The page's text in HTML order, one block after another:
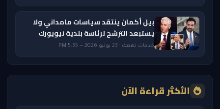
بيل أكمان ينتقد سياسات مامداني ولا
يستبعد الترشح لرئاسة بلدية نيويورك
خدمات تهمك · 23 يوليو 2026 — 5:35 PM
الأكثر قراءة الآن